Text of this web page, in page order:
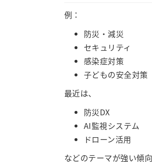
例：
防災・減災
セキュリティ
感染症対策
子どもの安全対策
最近は、
防災DX
AI監視システム
ドローン活用
などのテーマが強い傾向